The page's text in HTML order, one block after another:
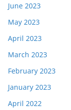
June 2023
May 2023
April 2023
March 2023
February 2023
January 2023
April 2022